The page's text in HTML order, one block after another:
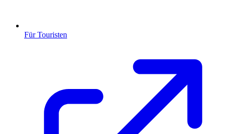
Für Touristen